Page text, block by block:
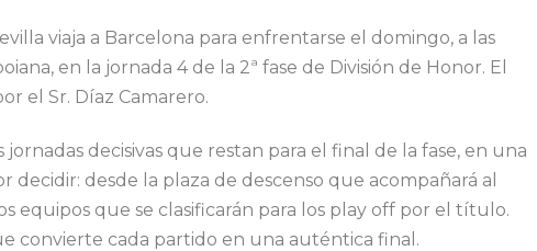
viaja a Barcelona para enfrentarse el domingo, a las
en la jornada 4 de la 2ª fase de División de Honor. El
el Sr. Díaz Camarero.
jornadas decisivas que restan para el final de la fase, en una
decidir: desde la plaza de descenso que acompañará al
equipos que se clasificarán para los play off por el título.
convierte cada partido en una auténtica final.